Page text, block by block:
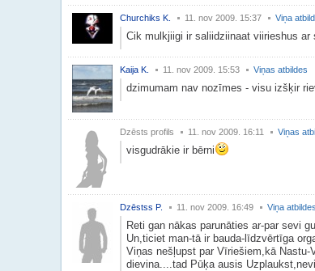
Churchiks K. 11. nov 2009. 15:37 Viņa
Cik mulkjiigi ir saliidziinaat viirieshus
Kaija K. 11. nov 2009. 15:53 Viņas atbildes
dzimumam nav nozīmes - visu izšķir
Dzēsts profils 11. nov 2009. 16:11 Viņas
visgudrākie ir bērni
Dzēstss P. 11. nov 2009. 16:49 Viņa atbildes
Reti gan nākas parunāties ar-par sevi
Un,ticiet man-tā ir bauda-līdzvērtīga
Viņas nešļupst par Vīriešiem,kā Nastu-
dievina....tad Pūķa ausis